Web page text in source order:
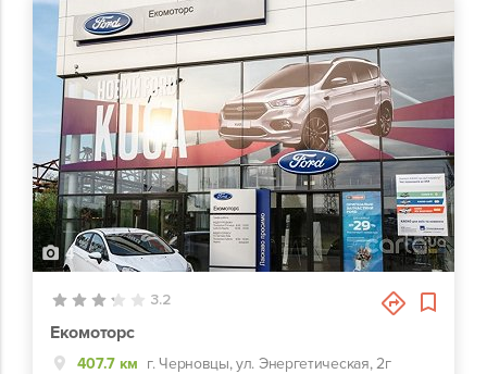
4
3.2
Екомоторс
407.7 км г. Черновцы, ул. Энергетическая, 2г